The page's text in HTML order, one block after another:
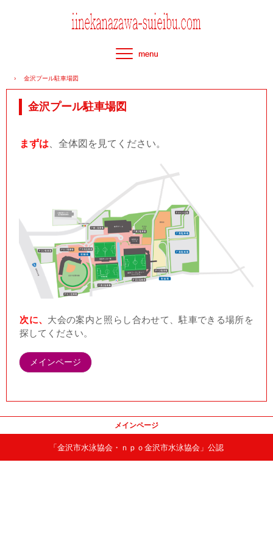
› 金沢プール駐車場図
金沢プール駐車場図
まずは 、全体図を見てください。
次に、 大会の案内と照らし合わせて、駐車できる場所を
探してください。
メインページ
メインページ
「金沢市水泳協会・ｎｐｏ金沢市水泳協会」公認